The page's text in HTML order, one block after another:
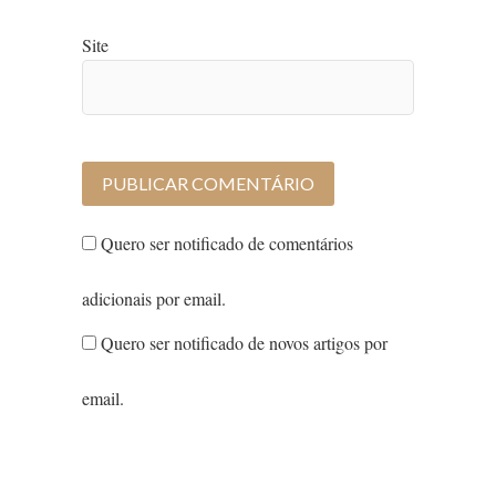
Site
Quero ser notificado de comentários
adicionais por email.
Quero ser notificado de novos artigos por
email.